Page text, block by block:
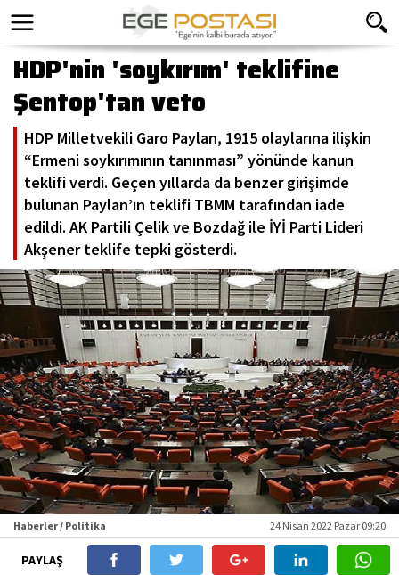
HDP'nin 'soykırım' teklifine
Şentop'tan veto
HDP Milletvekili Garo Paylan, 1915 olaylarına ilişkin
“Ermeni soykırımının tanınması” yönünde kanun
teklifi verdi. Geçen yıllarda da benzer girişimde
bulunan Paylan’ın teklifi TBMM tarafından iade
edildi. AK Partili Çelik ve Bozdağ ile İYİ Parti Lideri
Akşener teklife tepki gösterdi.
Haberler / Politika 24 Nisan 2022 Pazar 09:20
PAYLAŞ